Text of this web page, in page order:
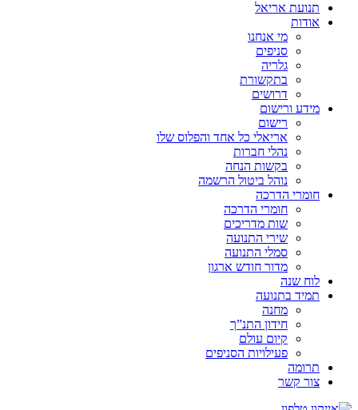
תנועת אריאל
אודות
מי אנחנו
סניפים
גלריה
בתקשורת
דרושים
מידע ורישום
רישום
אריאלי כל אחד והפלוס שלו
נהלי חברות
בקשות הנחה
נוהל ביטול הרשמה
חומרי הדרכה
חומרי הדרכה
שות מדריכים
שירי התנועה
סמלי התנועה
מדור חודש ארגון
לוח שנה
תמיד בתנועה
מחנה
חידון התנ”ך
קיום עולם
פעילויות הסניפים
תרומה
צור קשר